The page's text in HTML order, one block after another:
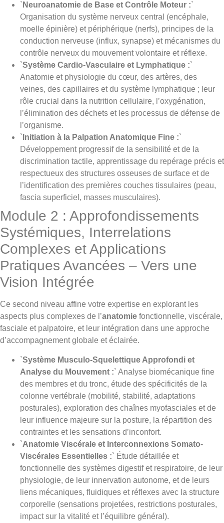
` Neuroanatomie de Base et Contrôle Moteur :`
Organisation du système nerveux central (encéphale,
moelle épinière) et périphérique (nerfs), principes de la
conduction nerveuse (influx, synapse) et mécanismes du
contrôle nerveux du mouvement volontaire et réflexe.
`Système Cardio-Vasculaire et Lymphatique :`
Anatomie et physiologie du cœur, des artères, des
veines, des capillaires et du système lymphatique ; leur
rôle crucial dans la nutrition cellulaire, l’oxygénation,
l’élimination des déchets et les processus de défense de
l’organisme.
` Initiation à la Palpation Anatomique Fine :`
Développement progressif de la sensibilité et de la
discrimination tactile, apprentissage du repérage précis et
respectueux des structures osseuses de surface et de
l’identification des premières couches tissulaires (peau,
fascia superficiel, masses musculaires).
Module 2 : Approfondissements
Systémiques, Interrelations
Complexes et Applications
Pratiques Avancées – Vers une
Vision Intégrée
Ce second niveau affine votre expertise en explorant les
aspects plus complexes de l’anatomie fonctionnelle, viscérale,
fasciale et palpatoire, et leur intégration dans une approche
d’accompagnement globale et éclairée.
`Système Musculo-Squelettique Approfondi et
Analyse du Mouvement :` Analyse biomécanique fine
des membres et du tronc, étude des spécificités de la
colonne vertébrale (mobilité, stabilité, adaptations
posturales), exploration des chaînes myofasciales et de
leur influence majeure sur la posture, la répartition des
contraintes et les sensations d’inconfort.
`Anatomie Viscérale et Interconnexions Somato-
Viscérales Essentielles :` Étude détaillée et
fonctionnelle des systèmes digestif et respiratoire, de leur
physiologie, de leur innervation autonome, et de leurs
liens mécaniques, fluidiques et réflexes avec la structure
corporelle (sensations projetées, restrictions posturales,
impact sur la vitalité et l’équilibre général).